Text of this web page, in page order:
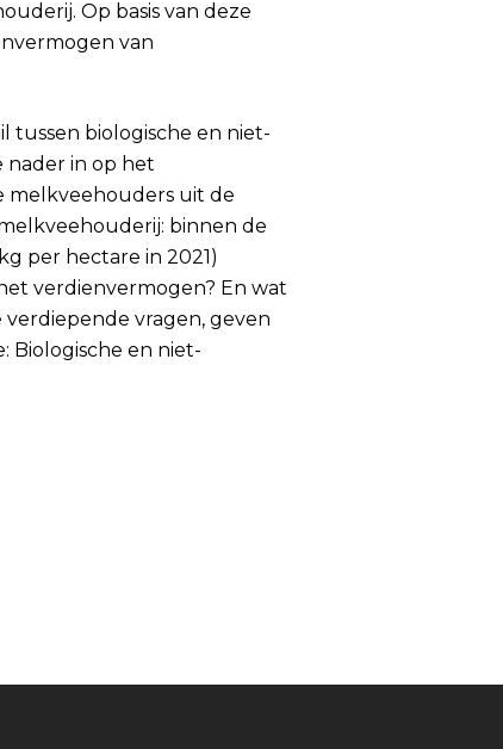
Op basis van deze
van
tussen biologische en niet-
nader in op het
melkveehouders uit de
binnen de
per hectare in 2021)
verdienvermogen? En wat
vragen, geven
Biologische en niet-